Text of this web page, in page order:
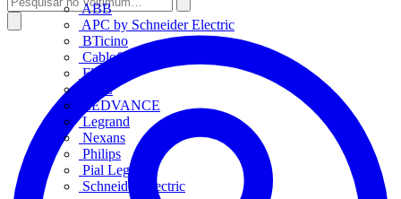
ABB
APC by Schneider Electric
BTicino
Cablofil
Fluke
HDL
LEDVANCE
Legrand
Nexans
Philips
Pial Legrand
Schneider Electric